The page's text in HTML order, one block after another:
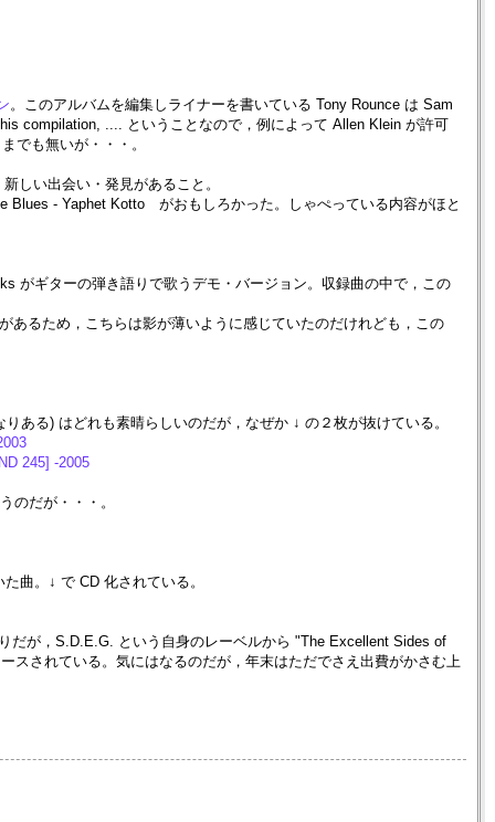
。このアルバムを編集しライナーを書いている Tony Rounce は Sam
compilation, .... ということなので，例によって Allen Klein が許可
でも無いが・・・。
しい出会い・発見があること。
- Yaphet Kotto がおもしろかった。しゃぺっている内容がほと
がギターの弾き語りで歌うデモ・バージョン。収録曲の中で，この
るため，こちらは影が薄いように感じていたのだけれども，この
ある) はどれも素晴らしいのだが，なぜか ↓ の２枚が抜けている。
245] -2005
のだが・・・。
曲。↓ で CD 化されている。
だが，S.D.E.G. という自身のレーベルから "The Excellent Sides of
スされている。気にはなるのだが，年末はただでさえ出費がかさむ上